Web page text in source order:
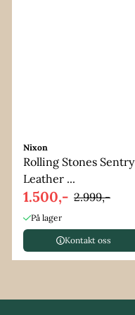
Nixon
Rolling Stones Sentry
Leather ...
1.500,- 2.999,-
På lager
Kontakt oss